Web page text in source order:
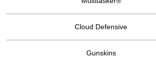
Cloud Defensive
Gunskins